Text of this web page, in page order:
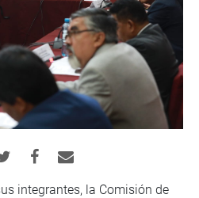
integrantes, la Comisión de